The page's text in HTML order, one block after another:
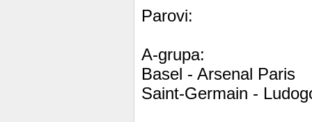
Parovi:
A-grupa:
Basel - Arsenal Paris
Saint-Germain -